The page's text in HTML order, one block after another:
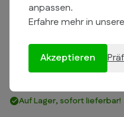
anpassen.
Erfahre mehr in
Akzeptieren
Schuhplatten Shimano
SM-SH10 SPD-SL- rot
Auf Lager, sofort lieferbar!